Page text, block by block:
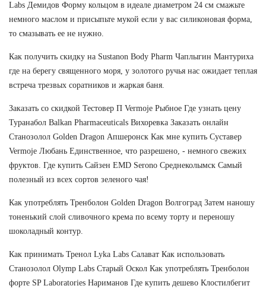
Labs Демидов Форму кольцом в идеале диаметром 24 см смажьте
немного маслом и присыпьте мукой если у вас силиконовая форма,
то смазывать ее не нужно.
Как получить скидку на Sustanon Body Pharm Чаплыгин Мантуриха
где на берегу священного моря, у золотого ручья нас ожидает теплая
встреча трезвых соратников и жаркая баня.
Заказать со скидкой Тестовер П Vermoje Рыбное Где узнать цену
Туранабол Balkan Pharmaceuticals Вихоревка Заказать онлайн
Cтанозолол Golden Dragon Апшеронск Как мне купить Суставер
Vermoje Любань Единственное, что разрешено, - немного свежих
фруктов. Где купить Сайзен EMD Serono Среднеколымск Самый
полезный из всех сортов зеленого чая!
Как употреблять Тренболон Golden Dragon Волгоград Затем наношу
тоненький слой сливочного крема по всему торту и переношу
шоколадный контур.
Как принимать Тренол Lyka Labs Салават Как использовать
Станозолол Olymp Labs Старый Оскол Как употреблять Тренболон
форте SP Laboratories Нариманов Где купить дешево Клостилбегит